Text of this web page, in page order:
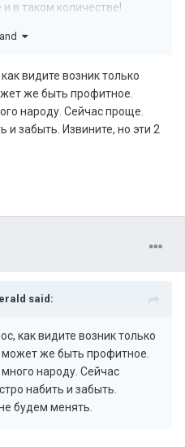
в таком количестве!
видите возник только
же быть профитное.
народу. Сейчас проще.
забыть. Извините, но эти 2
said:
как видите возник только
же быть профитное.
народу. Сейчас
набить и забыть.
будем менять.